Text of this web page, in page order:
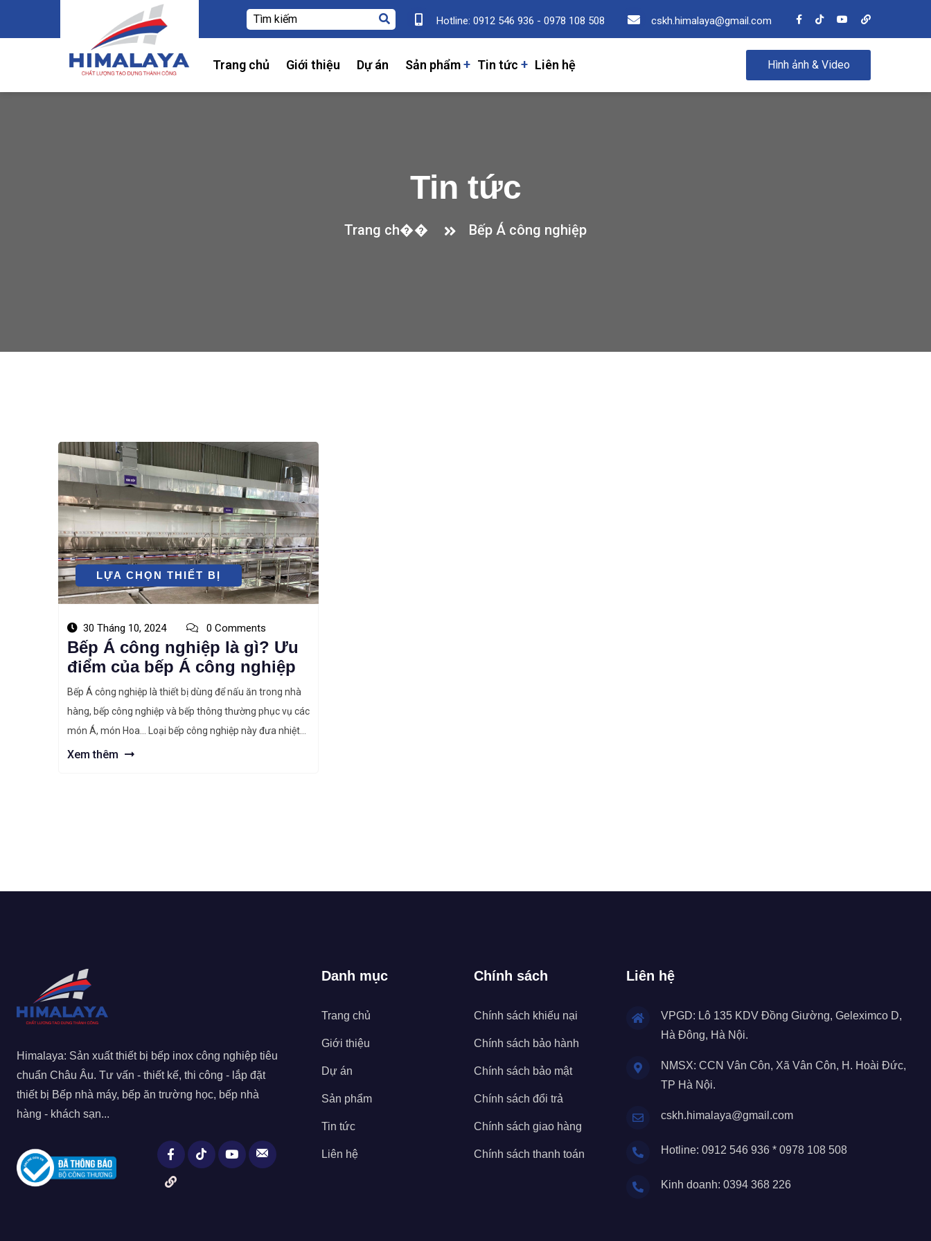
Hotline: 0912 546 936 - 0978 108 508 cskh.himalaya@gmail.com
Trang chủ Giới thiệu Dự án Sản phẩm Tin tức Liên hệ Hình ảnh & Video
Tin tức
Trang ch�� Bếp Á công nghiệp
LỰA CHỌN THIẾT BỊ
30 Tháng 10, 2024 0 Comments
Bếp Á công nghiệp là gì? Ưu
điểm của bếp Á công nghiệp
Bếp Á công nghiệp là thiết bị dùng để nấu ăn trong nhà
hàng, bếp công nghiệp và bếp thông thường phục vụ các
món Á, món Hoa… Loại bếp công nghiệp này đưa nhiệt
thu được từ nhiều loại khí khác nhau như mêtan,
Xem thêm
Himalaya: Sản xuất thiết bị bếp inox công nghiệp tiêu
chuẩn Châu Âu. Tư vấn - thiết kế, thi công - lắp đặt
thiết bị Bếp nhà máy, bếp ăn trường học, bếp nhà
hàng - khách sạn...
Danh mục
Trang chủ
Giới thiệu
Dự án
Sản phẩm
Tin tức
Liên hệ
Chính sách
Chính sách khiếu nại
Chính sách bảo hành
Chính sách bảo mật
Chính sách đổi trả
Chính sách giao hàng
Chính sách thanh toán
Liên hệ
VPGD: Lô 135 KDV Đồng Giường, Geleximco D,
Hà Đông, Hà Nội.
NMSX: CCN Vân Côn, Xã Vân Côn, H. Hoài Đức,
TP Hà Nội.
cskh.himalaya@gmail.com
Hotline: 0912 546 936 * 0978 108 508
Kinh doanh: 0394 368 226